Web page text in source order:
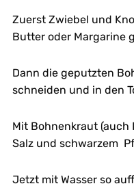
Zuerst Zwiebel und
Butter oder Margarine
Dann die geputzten
schneiden und in den
Mit Bohnenkraut
Salz und schwarzem
Jetzt mit Wasser so